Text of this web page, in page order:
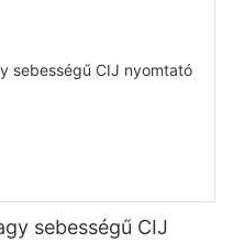
sebességű CIJ